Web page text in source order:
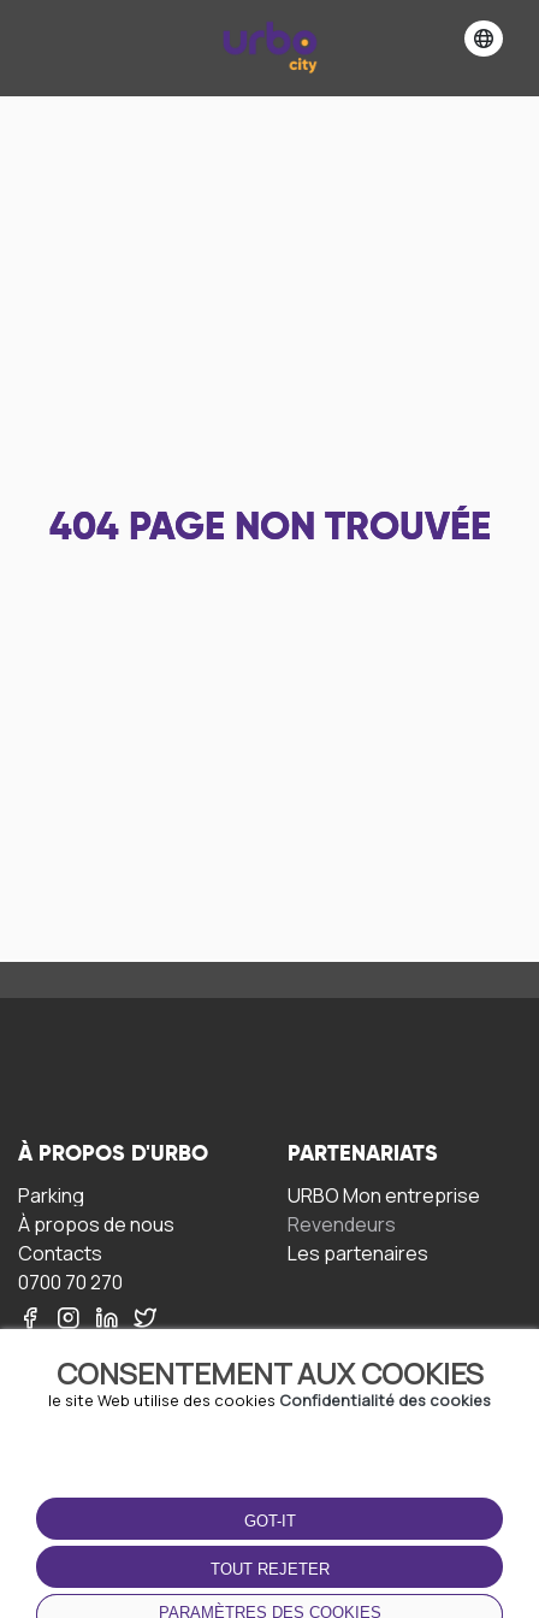
404 PAGE NON TROUVÉE
CONSENTEMENT AUX COOKIES
le site Web utilise des cookies Confidentialité des cookies
GOT-IT
TOUT REJETER
PARAMÈTRES DES COOKIES
À PROPOS D'URBO
Parking
À propos de nous
Contacts
0700 70 270
PARTENARIATS
URBO Mon entreprise
Revendeurs
Les partenaires
TERMS-OF-USE
Termes et conditions
Politique de confidentialité
Politique relative aux
cookies
TÉLÉCHARGEZ
L'APPLICATION